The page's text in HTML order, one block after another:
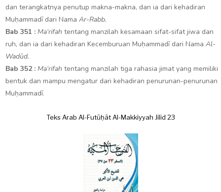
dan terangkatnya penutup makna-makna, dan ia dari kehadiran
Muḥammadī dari Nama Ar-Rabb.
Bab 351 : Ma‘rifah tentang manzilah kesamaan sifat-sifat jiwa dan
ruh, dan ia dari kehadiran Kecemburuan Muḥammadī dari Nama Al-
Wadūd.
Bab 352 : Ma‘rifah tentang manzilah tiga rahasia jimat yang memiliki
bentuk dan mampu mengatur dari kehadiran penurunan-penurunan
Muḥammadī.
Teks Arab Al-Futūḥāt Al-Makkiyyah Jilid 23